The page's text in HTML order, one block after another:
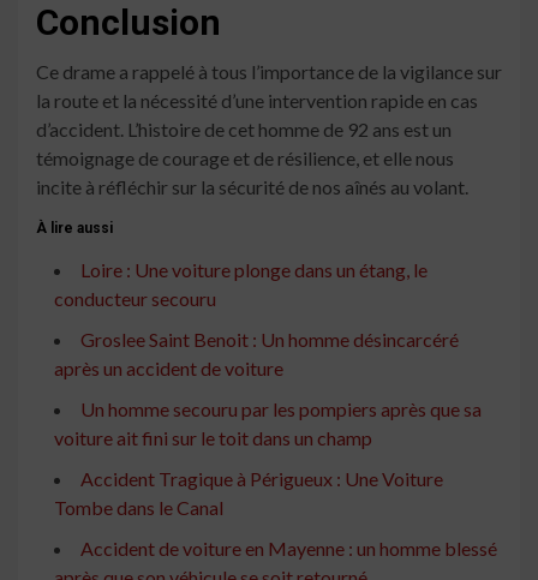
Conclusion
Ce drame a rappelé à tous l’importance de la vigilance sur
la route et la nécessité d’une intervention rapide en cas
d’accident. L’histoire de cet homme de 92 ans est un
témoignage de courage et de résilience, et elle nous
incite à réfléchir sur la sécurité de nos aînés au volant.
À lire aussi
Loire : Une voiture plonge dans un étang, le
conducteur secouru
Groslee Saint Benoit : Un homme désincarcéré
après un accident de voiture
Un homme secouru par les pompiers après que sa
voiture ait fini sur le toit dans un champ
Accident Tragique à Périgueux : Une Voiture
Tombe dans le Canal
Accident de voiture en Mayenne : un homme blessé